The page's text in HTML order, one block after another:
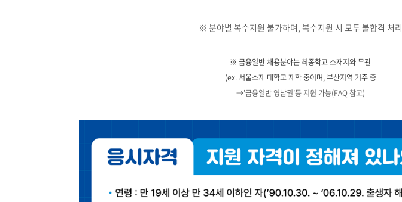
※ 분야별 복수지원 불가하며, 복수지원 시 모두 불합격 처리
​※ 금융일반 채용분야는 최종학교 소재지와 무관
(ex. 서울소재 대학교 재학 중이며, 부산지역 거주 중
→’금융일반 영남권’등 지원 가능(FAQ 참고)